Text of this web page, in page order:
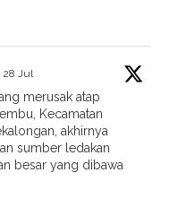
28 Jul
merusak atap
Kecamatan
akhirnya
sumber ledakan
besar yang dibawa